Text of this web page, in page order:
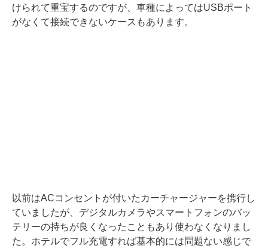
けられて重宝するのですが、車種によってはUSBポート
がなくて接続できないケースもあります。
以前はACコンセントが付いたカーチャージャーを携行し
ていましたが、デジタルカメラやスマートフォンのバッ
テリーの持ちが良くなったこともあり使わなくなりまし
た。ホテルでフル充電すれば基本的には問題ない感じで